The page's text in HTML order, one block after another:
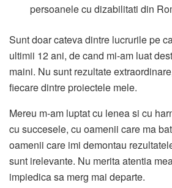
persoanele cu dizabilitati din
Sunt doar cateva dintre lucrurile pe
ultimii 12 ani, de cand mi-am luat
maini. Nu sunt rezultate
fiecare dintre proiectele mele.
Mereu m-am luptat cu lenea si cu
cu succesele, cu oamenii care ma
oamenii care imi demontau
sunt irelevante. Nu merita atentia
impiedica sa merg mai departe.